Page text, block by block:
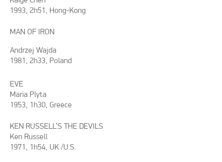
1993, 2h51, Hong-Kong
MAN OF IRON
Andrzej Wajda
1981, 2h33, Poland
EVE
Maria Plyta
1953, 1h30, Greece
KEN RUSSELL’S THE DEVILS
Ken Russell
1971, 1h54, UK /U.S.